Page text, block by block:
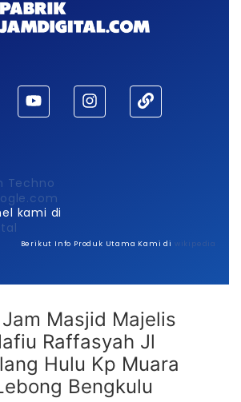
Techno
kami di
Berikut Info Produk Utama Kami di wikipedia
Masjid Majelis
Raffasyah Jl
Hulu Kp Muara
Bengkulu